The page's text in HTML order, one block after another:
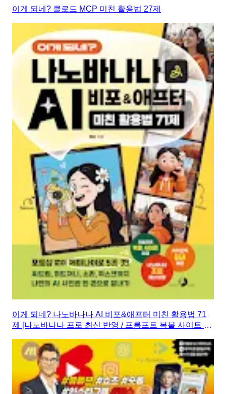
이게 되네? 클로드 MCP 미친 활용법 27제
이게 되네? 나노바나나 AI 비포&애프터 미친 활용법 71
제 [나노바나나 프로 최신 반영 / 프롬프트 복붙 사이트 제